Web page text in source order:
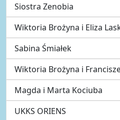
Siostra Zenobia
Wiktoria Brożyna i Eliza
Sabina Śmiałek
Wiktoria Brożyna i
Magda i Marta Kociuba
UKKS ORIENS